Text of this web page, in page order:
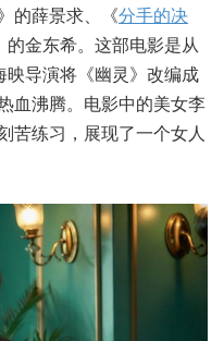
的薛景求、《分手的决
金东希。这部电影是从
映导演将《幽灵》改编成
血沸腾。电影中的美女李
苦练习，展现了一个女人